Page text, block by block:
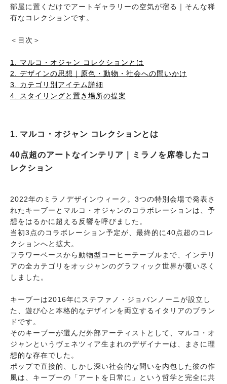
部屋に置くだけでアートギャラリーの空気が宿る｜そんな稀
有なコレクションです。
＜目次＞
1. マルコ・オジャン コレクションとは
2. デザインの思想｜原色・動物・社会への問いかけ
3. カテゴリ別アイテム詳細
4. スタイリングと置き場所の提案
1. マルコ・オジャン コレクションとは
40点超のアートなインテリア｜ミラノを席巻したコ
レクション
2022年のミラノデザインウィーク。3つの特別会場で発表さ
れたキーブーとマルコ・オジャンのコラボレーションは、予
想をはるかに超える反響を呼びました。
当初3点のコラボレーション予定が、最終的に40点超のコレ
クションへと拡大。
フラワーベースから動物型コーヒーテーブルまで、インテリ
アの全カテゴリをオッジャンのグラフィック世界が覆い尽く
しました。
キーブーは2016年にステファノ・ジョバンノーニが設立し
た、遊び心と本格的なデザインを両立するイタリアのブラン
ドです。
そのキーブーが選んだ外部アーティストとして、マルコ・オ
ジャンというヴェネツィア生まれのデザイナーは、まさに理
想的な存在でした。
ポップで直接的、しかし深い社会的な問いを内包した彼の作
風は、キーブーの「アートを日常に」という哲学と完全に共